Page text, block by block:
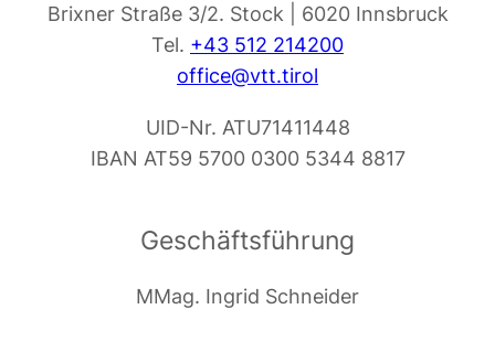
Brixner Straße 3/2. Stock | 6020 Innsbruck
Tel. +43 512 214200
office@vtt.tirol
UID-Nr. ATU71411448
IBAN AT59 5700 0300 5344 8817
Geschäftsführung
MMag. Ingrid Schneider